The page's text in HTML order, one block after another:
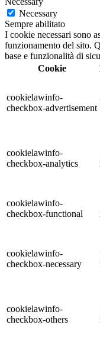
Necessary
Sempre abilitato
I cookie necessari sono
funzionamento del sito.
base e funzionalità di
Cookie
cookielawinfo-
checkbox-advertisement
cookielawinfo-
checkbox-analytics
cookielawinfo-
checkbox-functional
cookielawinfo-
checkbox-necessary
cookielawinfo-
checkbox-others